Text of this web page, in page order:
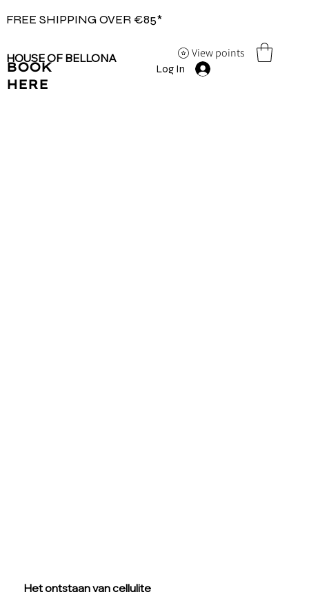
FREE SHIPPING OVER €85*
View points
HOUSE OF BELLONA
BOOK
HERE
Log In
Het ontstaan van cellulite